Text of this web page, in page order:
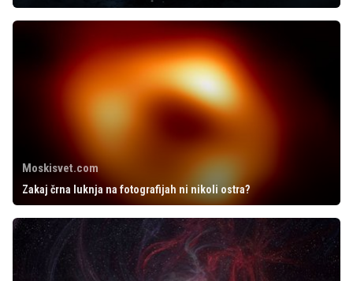
Moskisvet.com
Zakaj črna luknja na fotografijah ni nikoli ostra?